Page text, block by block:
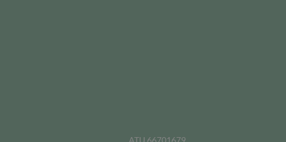
ATU 66701679